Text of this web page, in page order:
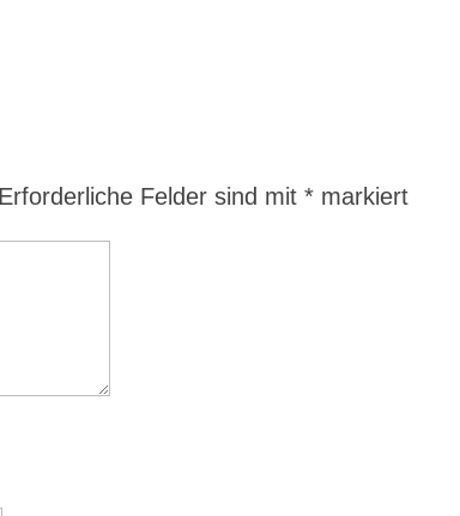
Erforderliche Felder sind mit* markiert